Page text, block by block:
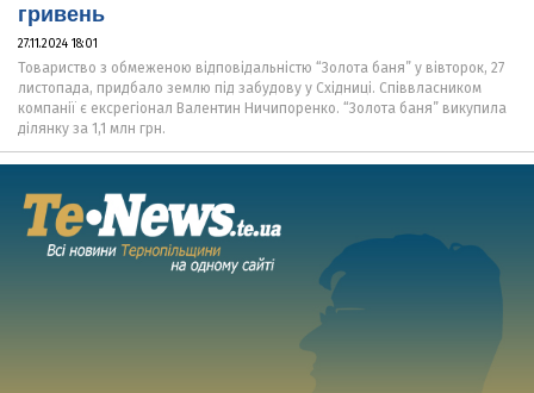
гривень
27.11.2024 18:01
Товариство з обмеженою відповідальністю “Золота баня” у вівторок, 27
листопада, придбало землю під забудову у Східниці. Співвласником
компанії є ексрегіонал Валентин Ничипоренко. “Золота баня” викупила
ділянку за 1,1 млн грн.